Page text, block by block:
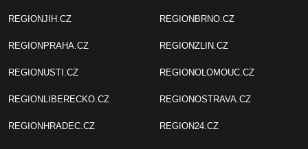
REGIONJIH.CZ
REGIONPRAHA.CZ
REGIONUSTI.CZ
REGIONLIBERECKO.CZ
REGIONHRADEC.CZ
REGIONBRNO.CZ
REGIONZLIN.CZ
REGIONOLOMOUC.CZ
REGIONOSTRAVA.CZ
REGION24.CZ